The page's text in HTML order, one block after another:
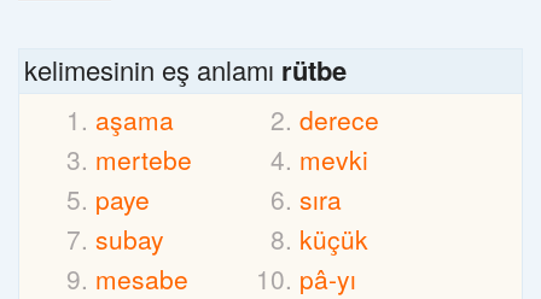
kelimesinin eş anlamı rütbe
aşama
derece
mertebe
mevki
paye
sıra
subay
küçük
mesabe
pâ-yı